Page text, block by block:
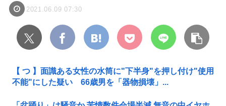
2021.06.09 07:30
【 つ 】面識ある女性の水筒に"下半身"を押し付け"使用
不能"にした疑い 66歳男を「器物損壊」...